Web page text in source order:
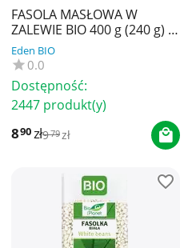
FASOLA MASŁOWA W
ZALEWIE BIO 400 g (240 g) -
LA BIO IDEA
Eden BIO
0.0
Dostępność:
2447 produkt(y)
890 zł979 zł